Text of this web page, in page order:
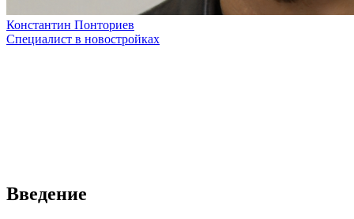
Константин Понториев
Специалист в новостройках
Введение